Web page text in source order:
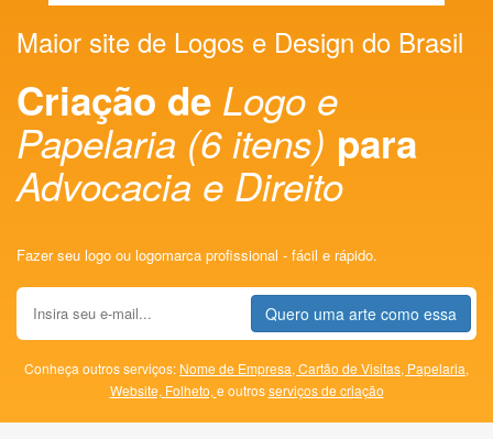
Maior site de Logos e Design do Brasil
Criação de Logo e
Papelaria (6 itens) para
Advocacia e Direito
Fazer seu logo ou logomarca profissional - fácil e rápido.
Quero uma arte como essa
Conheça outros serviços: Nome de Empresa, Cartão de Visitas, Papelaria,
Website, Folheto, e outrosserviços de criação